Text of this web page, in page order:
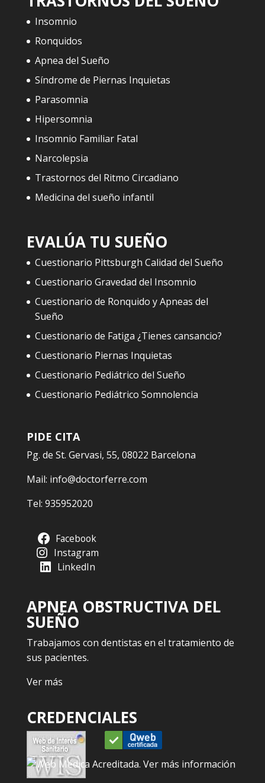
Insomnio
Ronquidos
Apnea del Sueño
Síndrome de Piernas Inquietas
Parasomnia
Hipersomnia
Insomnio Familiar Fatal
Narcolepsia
Trastornos del Ritmo Circadiano
Medicina del sueño infantil
EVALÚA TU SUEÑO
Cuestionario Pittsburgh Calidad del Sueño
Cuestionario Gravedad del Insomnio
Cuestionario de Ronquido y Apneas del
Sueño
Cuestionario de Fatiga ¿Tienes cansancio?
Cuestionario Piernas Inquietas
Cuestionario Pediátrico del Sueño
Cuestionario Pediátrico Somnolencia
PIDE CITA
Pg. de St. Gervasi, 55, 08022 Barcelona
Mail: info@doctorferre.com
Tel: 935952020
Facebook
Instagram
LinkedIn
APNEA OBSTRUCTIVA DEL
SUEÑO
Trabajamos con dentistas en el tratamiento de
sus pacientes.
Ver más
CREDENCIALES